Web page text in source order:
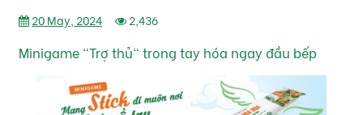
20 May, 2024 2,436
Minigame "Trợ thủ" trong tay hóa ngay đầu bếp